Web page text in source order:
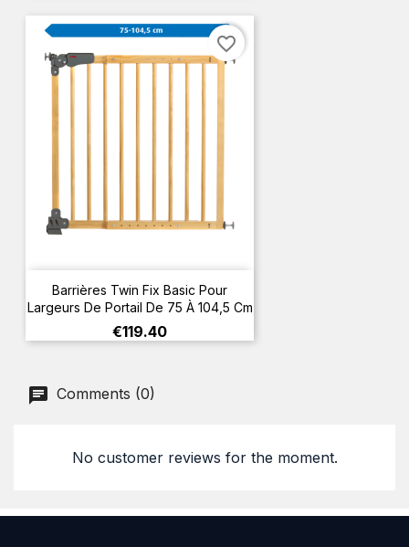
Barrières Twin Fix Basic Pour
Largeurs De Portail De 75 À 104,5 Cm
Price
€119.40
favorite_border
Comments (0)
No customer reviews for the moment.